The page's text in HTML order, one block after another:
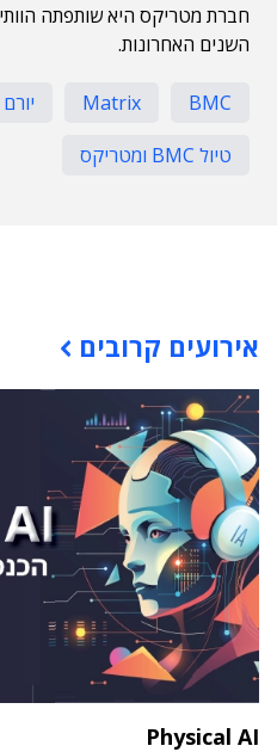
השנים האחרונות.
BMC
Matrix
טיול BMC ומטריקס
אירועים קרובים
Physical AI